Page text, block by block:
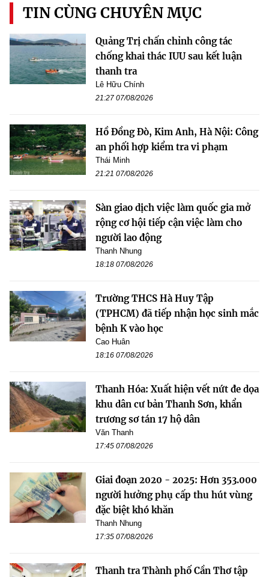
TIN CÙNG CHUYÊN MỤC
Quảng Trị chấn chỉnh công tác
chống khai thác IUU sau kết luận
thanh tra
Lê Hữu Chính
21:27 07/08/2026
Hồ Đồng Đò, Kim Anh, Hà Nội: Công
an phối hợp kiểm tra vi phạm
Thái Minh
21:21 07/08/2026
Sàn giao dịch việc làm quốc gia mở
rộng cơ hội tiếp cận việc làm cho
người lao động
Thanh Nhung
18:18 07/08/2026
Trường THCS Hà Huy Tập
(TPHCM) đã tiếp nhận học sinh mắc
bệnh K vào học
Cao Huân
18:16 07/08/2026
Thanh Hóa: Xuất hiện vết nứt đe dọa
khu dân cư bản Thanh Sơn, khẩn
trương sơ tán 17 hộ dân
Văn Thanh
17:45 07/08/2026
Giai đoạn 2020 - 2025: Hơn 353.000
người hưởng phụ cấp thu hút vùng
đặc biệt khó khăn
Thanh Nhung
17:35 07/08/2026
Thanh tra Thành phố Cần Thơ tập